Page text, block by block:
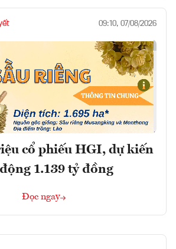
09:10, 07/08/2026
cổ phiếu HGI, dự kiến
1.139 tỷ đồng
Đọc ngay